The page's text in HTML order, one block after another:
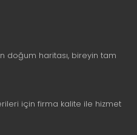
doğum haritası, bireyin tam
için firma kalite ile hizmet